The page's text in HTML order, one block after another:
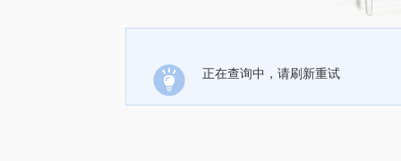
正在查询中，请刷新重试